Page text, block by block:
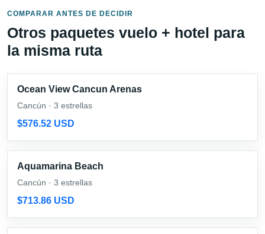
COMPARAR ANTES DE DECIDIR
Otros paquetes vuelo + hotel para
la misma ruta
Ocean View Cancun Arenas
Cancún · 3 estrellas
$576.52 USD
Aquamarina Beach
Cancún · 3 estrellas
$713.86 USD